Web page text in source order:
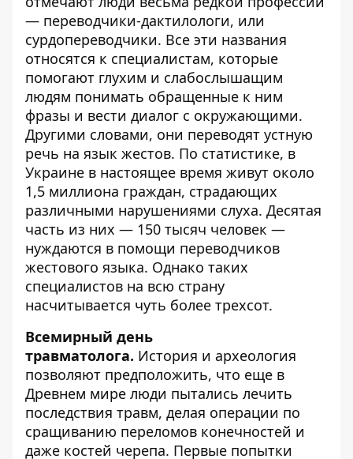
— переводчики-дактилологи, или
сурдопереводчики. Все эти названия
относятся к специалистам, которые
помогают глухим и слабослышащим
людям понимать обращенные к ним
фразы и вести диалог с окружающими.
Другими словами, они переводят устную
речь на язык жестов. По статистике, в
Украине в настоящее время живут около
1,5 миллиона граждан, страдающих
различными нарушениями слуха. Десятая
часть из них — 150 тысяч человек —
нуждаются в помощи переводчиков
жестового языка. Однако таких
специалистов на всю страну
насчитывается чуть более трехсот.
Всемирный день
травматолога. История и археология
позволяют предположить, что еще в
Древнем мире люди пытались лечить
последствия травм, делая операции по
сращиванию переломов конечностей и
даже костей черепа. Первые попытки